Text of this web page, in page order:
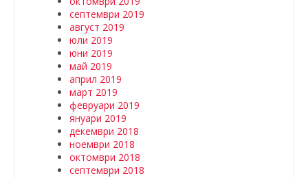
септември 2019
август 2019
юли 2019
юни 2019
май 2019
април 2019
март 2019
февруари 2019
януари 2019
декември 2018
ноември 2018
октомври 2018
септември 2018